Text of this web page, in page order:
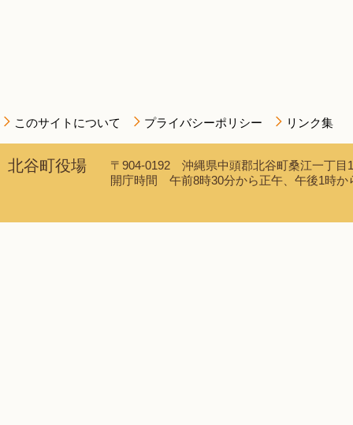
このサイトについて プライバシーポリシー リンク集
北谷町役場
〒904-0192 沖縄県中頭郡北谷町桑江一丁
開庁時間 午前8時30分から正午、午後1時か